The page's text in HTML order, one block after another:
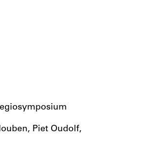
Piet Oudolf,